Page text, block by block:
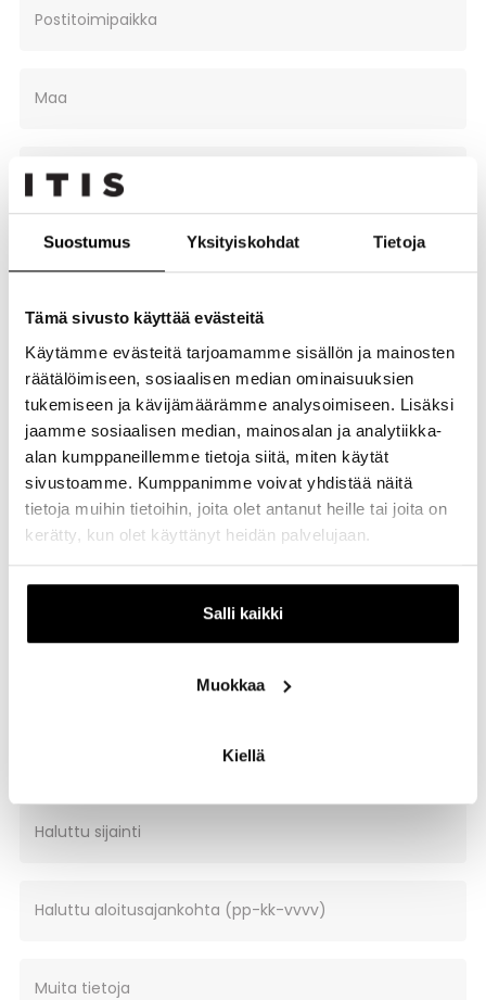
Suostumus Yksityiskohdat Tietoja
Tämä sivusto käyttää evästeitä
Käytämme evästeitä tarjoamamme sisällön ja mainosten
räätälöimiseen, sosiaalisen median ominaisuuksien
tukemiseen ja kävijämäärämme analysoimiseen. Lisäksi
jaamme sosiaalisen median, mainosalan ja analytiikka-
alan kumppaneillemme tietoja siitä, miten käytät
sivustoamme. Kumppanimme voivat yhdistää näitä
tietoja muihin tietoihin, joita olet antanut heille tai joita on
kerätty, kun olet käyttänyt heidän palvelujaan.
Salli kaikki
Muokkaa
Kiellä
Postitoimipaikka
Maa
Puhelin
Sähköposti
Yrityksen toimiala
Tarkempi kuvaus
Haluttu sijainti
Haluttu aloitusajankohta (pp-kk-vvvv)
Muita tietoja